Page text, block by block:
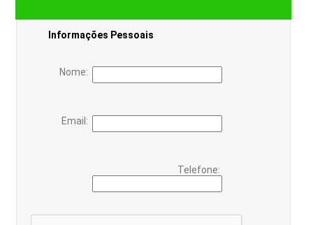
Informações Pessoais
Nome:
Email:
Telefone: